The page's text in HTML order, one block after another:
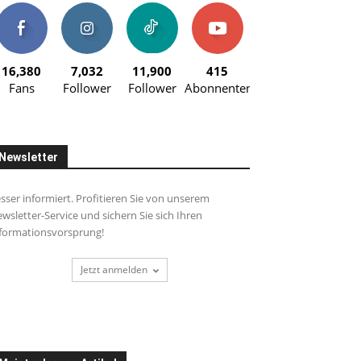
16,380
Fans
7,032
Follower
11,900
Follower
415
Abonnenten
Newsletter
informiert. Profitieren Sie von unserem
Service und sichern Sie sich Ihren
Jetzt anmelden